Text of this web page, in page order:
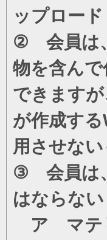
ップロー
② 会員は
物を含ん
できます
が作成す
用させない
③ 会員は
はならない
ア マテ